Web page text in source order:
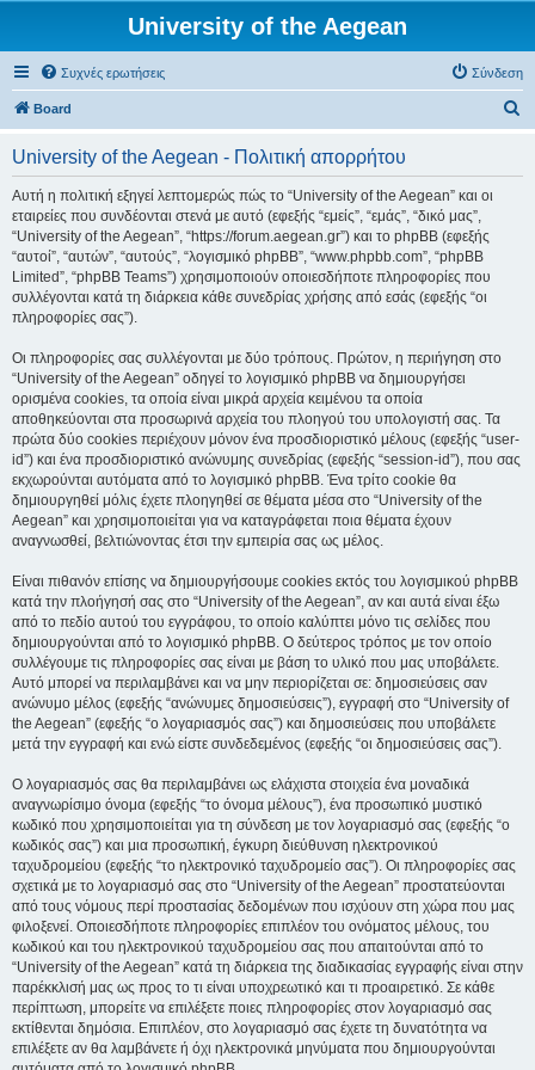
University of the Aegean
Συχνές ερωτήσεις Σύνδεση
Board
University of the Aegean - Πολιτική απορρήτου
Αυτή η πολιτική εξηγεί λεπτομερώς πώς το “University of the Aegean” και οι
εταιρείες που συνδέονται στενά με αυτό (εφεξής “εμείς”, “εμάς”, “δικό μας”,
“University of the Aegean”, “https://forum.aegean.gr”) και το phpBB (εφεξής
“αυτοί”, “αυτών”, “αυτούς”, “λογισμικό phpBB”, “www.phpbb.com”, “phpBB
Limited”, “phpBB Teams”) χρησιμοποιούν οποιεσδήποτε πληροφορίες που
συλλέγονται κατά τη διάρκεια κάθε συνεδρίας χρήσης από εσάς (εφεξής “οι
πληροφορίες σας”).
Οι πληροφορίες σας συλλέγονται με δύο τρόπους. Πρώτον, η περιήγηση στο
“University of the Aegean” οδηγεί το λογισμικό phpBB να δημιουργήσει
ορισμένα cookies, τα οποία είναι μικρά αρχεία κειμένου τα οποία
αποθηκεύονται στα προσωρινά αρχεία του πλοηγού του υπολογιστή σας. Τα
πρώτα δύο cookies περιέχουν μόνον ένα προσδιοριστικό μέλους (εφεξής “user-
id”) και ένα προσδιοριστικό ανώνυμης συνεδρίας (εφεξής “session-id”), που σας
εκχωρούνται αυτόματα από το λογισμικό phpBB. Ένα τρίτο cookie θα
δημιουργηθεί μόλις έχετε πλοηγηθεί σε θέματα μέσα στο “University of the
Aegean” και χρησιμοποιείται για να καταγράφεται ποια θέματα έχουν
αναγνωσθεί, βελτιώνοντας έτσι την εμπειρία σας ως μέλος.
Είναι πιθανόν επίσης να δημιουργήσουμε cookies εκτός του λογισμικού phpBB
κατά την πλοήγησή σας στο “University of the Aegean”, αν και αυτά είναι έξω
από το πεδίο αυτού του εγγράφου, το οποίο καλύπτει μόνο τις σελίδες που
δημιουργούνται από το λογισμικό phpBB. Ο δεύτερος τρόπος με τον οποίο
συλλέγουμε τις πληροφορίες σας είναι με βάση το υλικό που μας υποβάλετε.
Αυτό μπορεί να περιλαμβάνει και να μην περιορίζεται σε: δημοσιεύσεις σαν
ανώνυμο μέλος (εφεξής “ανώνυμες δημοσιεύσεις”), εγγραφή στο “University of
the Aegean” (εφεξής “ο λογαριασμός σας”) και δημοσιεύσεις που υποβάλετε
μετά την εγγραφή και ενώ είστε συνδεδεμένος (εφεξής “οι δημοσιεύσεις σας”).
Ο λογαριασμός σας θα περιλαμβάνει ως ελάχιστα στοιχεία ένα μοναδικά
αναγνωρίσιμο όνομα (εφεξής “το όνομα μέλους”), ένα προσωπικό μυστικό
κωδικό που χρησιμοποιείται για τη σύνδεση με τον λογαριασμό σας (εφεξής “ο
κωδικός σας”) και μια προσωπική, έγκυρη διεύθυνση ηλεκτρονικού
ταχυδρομείου (εφεξής “το ηλεκτρονικό ταχυδρομείο σας”). Οι πληροφορίες σας
σχετικά με το λογαριασμό σας στο “University of the Aegean” προστατεύονται
από τους νόμους περί προστασίας δεδομένων που ισχύουν στη χώρα που μας
φιλοξενεί. Οποιεσδήποτε πληροφορίες επιπλέον του ονόματος μέλους, του
κωδικού και του ηλεκτρονικού ταχυδρομείου σας που απαιτούνται από το
“University of the Aegean” κατά τη διάρκεια της διαδικασίας εγγραφής είναι στην
παρέκκλισή μας ως προς το τι είναι υποχρεωτικό και τι προαιρετικό. Σε κάθε
περίπτωση, μπορείτε να επιλέξετε ποιες πληροφορίες στον λογαριασμό σας
εκτίθενται δημόσια. Επιπλέον, στο λογαριασμό σας έχετε τη δυνατότητα να
επιλέξετε αν θα λαμβάνετε ή όχι ηλεκτρονικά μηνύματα που δημιουργούνται